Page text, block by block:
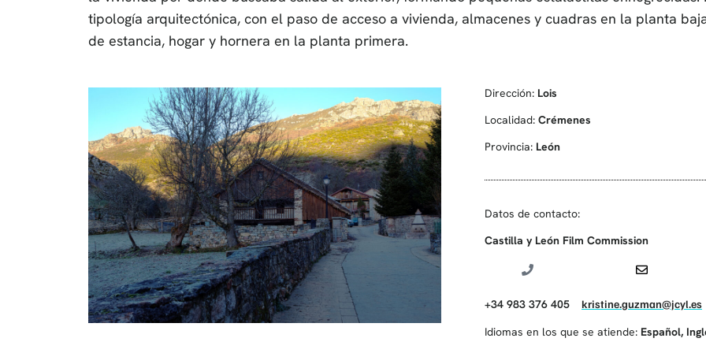
tipología arquitectónica, con el paso de acceso a vivienda, almacenes y cuadras en la planta
de estancia, hogar y hornera en la planta primera.
Dirección: Lois
Localidad: Crémenes
Provincia: León
Datos de contacto:
Castilla y León Film Commission
+34 983 376 405 kristine.guzman@jcyl.es
Idiomas en los que se atiende: Español,